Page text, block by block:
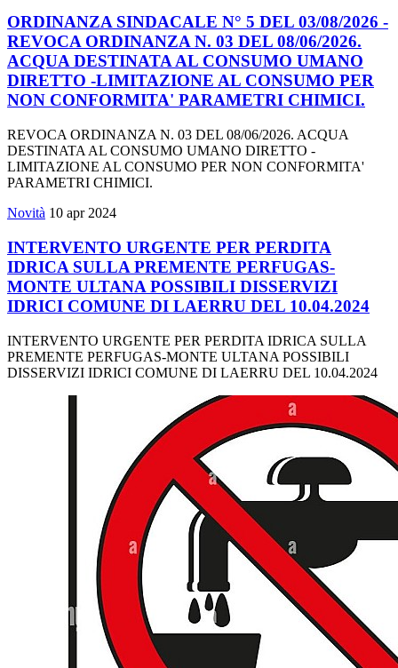
ORDINANZA SINDACALE N° 5 DEL 03/08/2026 -
REVOCA ORDINANZA N. 03 DEL 08/06/2026.
ACQUA DESTINATA AL CONSUMO UMANO
DIRETTO -LIMITAZIONE AL CONSUMO PER
NON CONFORMITA' PARAMETRI CHIMICI.
REVOCA ORDINANZA N. 03 DEL 08/06/2026. ACQUA
DESTINATA AL CONSUMO UMANO DIRETTO -
LIMITAZIONE AL CONSUMO PER NON CONFORMITA'
PARAMETRI CHIMICI.
Novità 10 apr 2024
INTERVENTO URGENTE PER PERDITA
IDRICA SULLA PREMENTE PERFUGAS-
MONTE ULTANA POSSIBILI DISSERVIZI
IDRICI COMUNE DI LAERRU DEL 10.04.2024
INTERVENTO URGENTE PER PERDITA IDRICA SULLA
PREMENTE PERFUGAS-MONTE ULTANA POSSIBILI
DISSERVIZI IDRICI COMUNE DI LAERRU DEL 10.04.2024